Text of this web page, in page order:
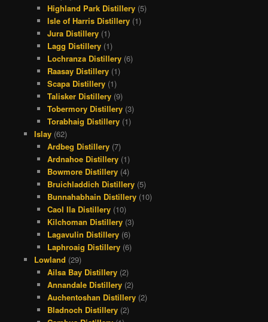
Highland Park Distillery (5)
Isle of Harris Distillery (1)
Jura Distillery (1)
Lagg Distillery (1)
Lochranza Distillery (6)
Raasay Distillery (1)
Scapa Distillery (1)
Talisker Distillery (9)
Tobermory Distillery (3)
Torabhaig Distillery (1)
Islay(62)
Ardbeg Distillery (7)
Ardnahoe Distillery (1)
Bowmore Distillery (4)
Bruichladdich Distillery (5)
Bunnahabhain Distillery (10)
Caol Ila Distillery (10)
Kilchoman Distillery (3)
Lagavulin Distillery (6)
Laphroaig Distillery (6)
Lowland (29)
Ailsa Bay Distillery (2)
Annandale Distillery (2)
Auchentoshan Distillery (2)
Bladnoch Distillery (2)